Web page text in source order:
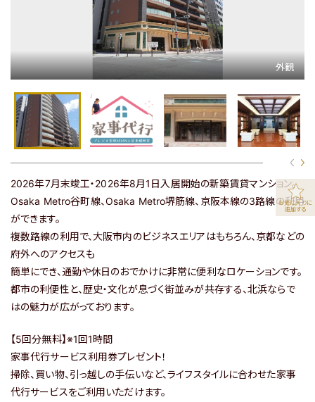
マップで探す
マップ表示
関西エリアの全物件を見る
関東エリアの物件はこちら
物件の最新情報
プレジオシリーズの特徴
プレミアムフロア限定の特別仕様をご紹介
よくあるご質問
物件リクエスト
お気に入りに
追加する
2026年7月末竣工・2026年8月1日入居開始の新築賃貸マンション。
Osaka Metro谷町線、Osaka Metro堺筋線、京阪本線の3路線の利用
ができます。
複数路線の利用で、大阪市内のビジネスエリアはもちろん、京都などの
府外へのアクセスも
簡単にでき、通勤や休日のおでかけに非常に便利なロケーションです。
都市の利便性と、歴史・文化が息づく街並みが共存する、北浜ならで
はの魅力が広がっております。
【5回分無料】※1回1時間
家事代行サービス利用券プレゼント！
掃除、買い物、引っ越しの手伝いなど、ライフスタイルに合わせた家事
代行サービスをご利用いただけます。